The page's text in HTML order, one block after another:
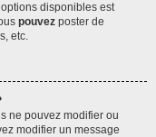
disponibles est
pouvez poster de
etc.
ne pouvez modifier ou
modifier un message